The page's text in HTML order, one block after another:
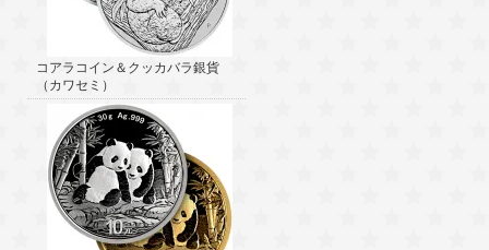
コアラコイン＆クッカバラ銀貨
（カワセミ）